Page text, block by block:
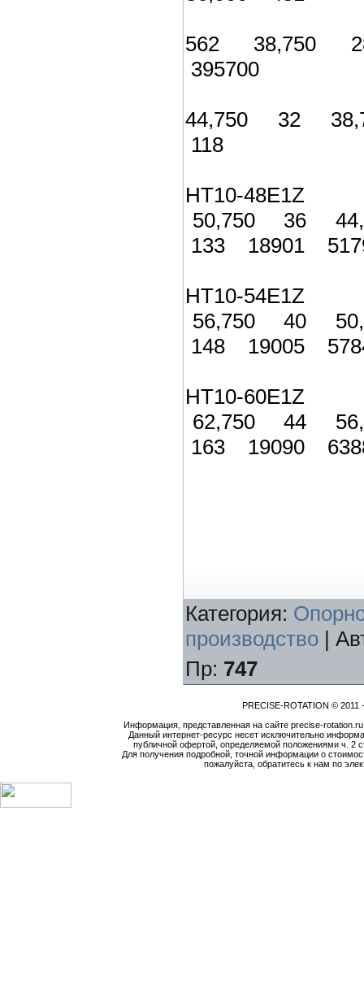
562 38,750
395700
44,750 32
118
HT10-
50,750 36
133 18901
HT10-
56,750 40
148 19005
HT10-
62,750 44
163 19090
Категория:
производство |
Пр: 747
PRECISE-ROTATION © 2011
Информация, представленная на сайте precise-
Данный интернет-ресурс несет исключительно
публичной офертой, определяемой положениями ч. 2
Для получения подробной, точной информации о
пожалуйста, обратитесь к нам по